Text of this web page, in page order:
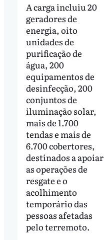
A carga incluiu 20
geradores de
energia, oito
unidades de
purificação de
água, 200
equipamentos de
desinfecção, 200
conjuntos de
iluminação solar,
mais de 1.700
tendas e mais de
6.700 cobertores,
destinados a apoiar
as operações de
resgate e o
acolhimento
temporário das
pessoas afetadas
pelo terremoto.